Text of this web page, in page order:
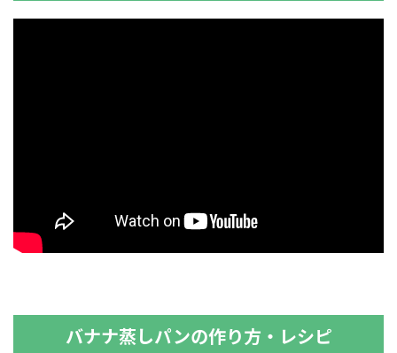
バナナ蒸しパンの作り方・レシピ